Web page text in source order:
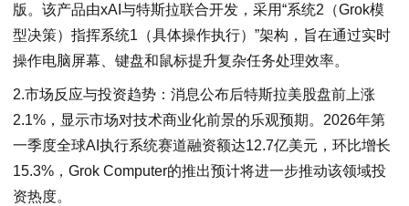
版。该产品由xAI与特斯拉联合开发，采用“系统2（Grok模
型决策）指挥系统1（具体操作执行）”架构，旨在通过实时
操作电脑屏幕、键盘和鼠标提升复杂任务处理效率。
2.市场反应与投资趋势：消息公布后特斯拉美股盘前上涨
2.1%，显示市场对技术商业化前景的乐观预期。2026年第
一季度全球AI执行系统赛道融资额达12.7亿美元，环比增长
15.3%，Grok Computer的推出预计将进一步推动该领域投
资热度。